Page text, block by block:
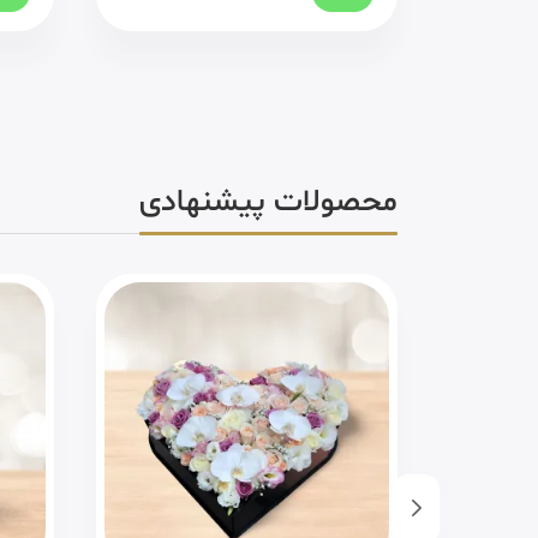
محصولات پیشنهادی